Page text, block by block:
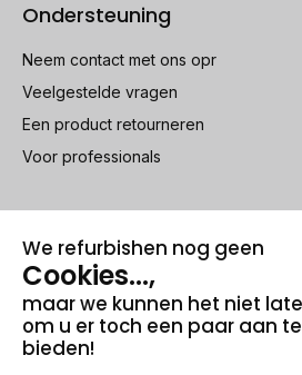
Ondersteuning
Neem contact met ons opr
Veelgestelde vragen
Een product retourneren
Voor professionals
100% beveiligde betaling